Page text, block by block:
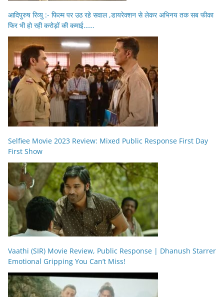
आदिपुरुष रिव्यु :- फिल्म पर उठ रहे सवाल ,डायरेक्शन से लेकर अभिनय तक सब फीका
फिर भी हो रही करोड़ों की कमाई……
Selfiee Movie 2023 Review: Mixed Public Response First Day
First Show
Vaathi (SIR) Movie Review, Public Response | Dhanush Starrer
Emotional Gripping You Can’t Miss!